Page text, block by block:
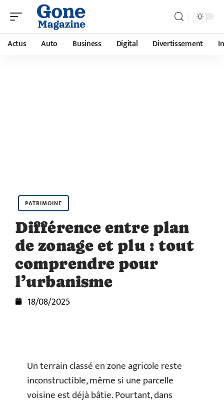
Actus Auto Business Digital Divertissement
PATRIMOINE
Différence entre plan
de zonage et plu : tout
comprendre pour
l’urbanisme
18/08/2025
Un terrain classé en zone agricole reste
inconstructible, même si une parcelle
voisine est déjà bâtie. Pourtant, dans